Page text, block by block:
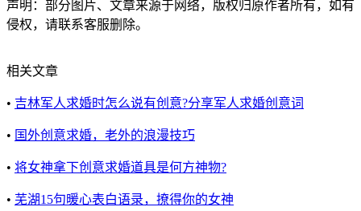
声明：部分图片、文章来源于网络，版权归原作者所有，如有
侵权，请联系客服删除。
相关文章
• 吉林军人求婚时怎么说有创意?分享军人求婚创意词
• 国外创意求婚，老外的浪漫技巧
• 将女神拿下创意求婚道具是何方神物?
• 芜湖15句暖心表白语录，撩得你的女神